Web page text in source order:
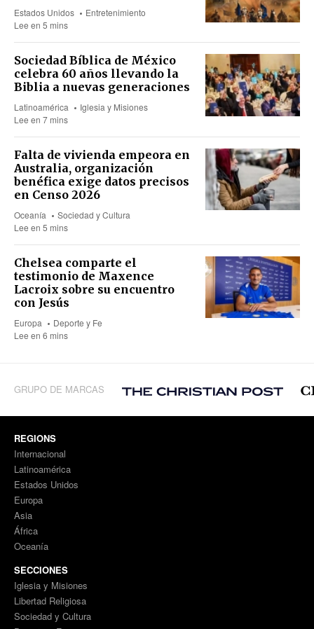
Estados Unidos
Entretenimiento
Lee en 5 mins
Sociedad Bíblica de México
celebra 60 años llevando la
Biblia a nuevas generaciones
Latinoamérica
Iglesia y Misiones
Lee en 7 mins
Falta de vivienda empeora en
Australia, organización
benéfica exige datos precisos
en Censo 2026
Oceanía
Sociedad y Cultura
Lee en 5 mins
Chelsea comparte el
testimonio de Maxence
Lacroix sobre su encuentro
con Jesús
Europa
Deporte y Fe
Lee en 6 mins
GRUPO DE MARCAS
REGIONS
Internacional
Latinoamérica
Estados Unidos
Europa
Asia
África
Oceanía
SECCIONES
Iglesia y Misiones
Libertad Religiosa
Sociedad y Cultura